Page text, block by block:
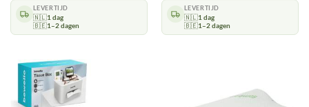
LEVERTIJD
🇳🇱1 dag
🇧🇪1–2 dagen
LEVERTIJD
🇳🇱1 dag
🇧🇪1–2 dagen